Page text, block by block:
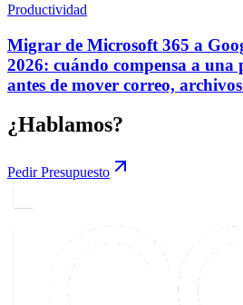
Productividad
Migrar de Microsoft 365 a
2026: cuándo compensa a una
antes de mover correo,
¿Hablamos?
Pedir Presupuesto